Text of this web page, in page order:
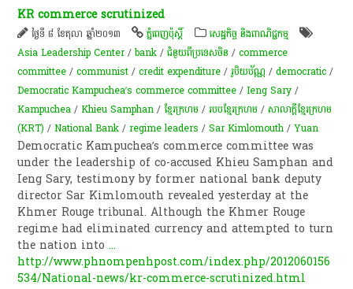
KR commerce scrutinized
ថ្ងៃទី ៨ ខែតុលា ឆ្នាំ២០១៣ ភ្នំពេញប៉ុស្តិ៍
សេដ្ឋកិច្ច និងពាណិជ្ជកម្ម
Asia Leadership Center/bank /ជំនួយពីប្រទេសចិន /commerce
committee /communist /credit expenditure /រូបិយប័ណ្ណ /democratic /
Democratic Kampuchea’s commerce committee /Ieng Sary /
Kampuchea /Khieu Samphan /ខ្មែរក្រហម /របបខ្មែរក្រហម /សាលាក្តី​ខ្មែរក្រហម​
(KRT) /National Bank /regime leaders /Sar Kimlomouth /Yuan
Democratic Kampuchea’s commerce committee was
under the leadership of co-accused Khieu Samphan and
Ieng Sary, testimony by former national bank deputy
director Sar Kimlomouth revealed yesterday at the
Khmer Rouge tribunal. Although the Khmer Rouge
regime had eliminated currency and attempted to turn
the nation into...
http://www.phnompenhpost.com/index.php/2012060156
534/National-news/kr-commerce-scrutinized.html